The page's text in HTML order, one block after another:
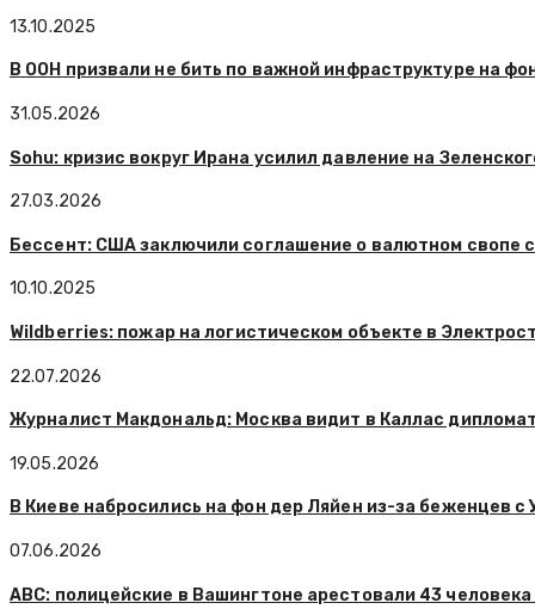
13.10.2025
В ООН призвали не бить по важной инфраструктуре на
31.05.2026
Sohu: кризис вокруг Ирана усилил давление на
27.03.2026
Бессент: США заключили соглашение о валютном свопе
10.10.2025
Wildberries: пожар на логистическом объекте в
22.07.2026
Журналист Макдональд: Москва видит в Каллас
19.05.2026
В Киеве набросились на фон дер Ляйен из-за беженцев с
07.06.2026
ABC: полицейские в Вашингтоне арестовали 43 человека